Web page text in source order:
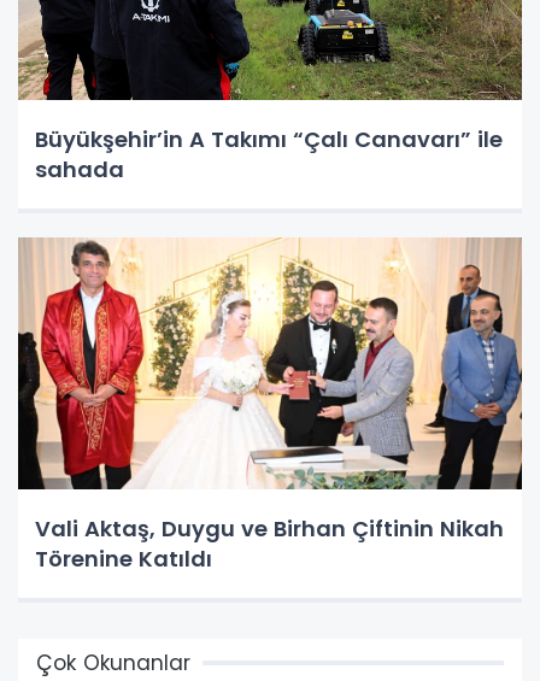
Büyükşehir’in A Takımı “Çalı Canavarı” ile
sahada
Vali Aktaş, Duygu ve Birhan Çiftinin Nikah
Törenine Katıldı
Çok Okunanlar